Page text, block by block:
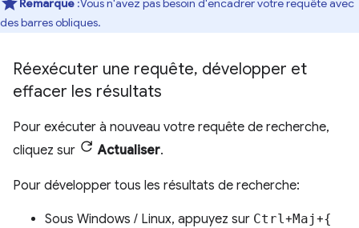
des barres obliques.
Réexécuter une requête, développer et
effacer les résultats
Pour exécuter à nouveau votre requête de recherche,
cliquez sur
Actualiser.
Pour développer tous les résultats de recherche:
Sous Windows / Linux, appuyez sur Ctrl +Maj+{